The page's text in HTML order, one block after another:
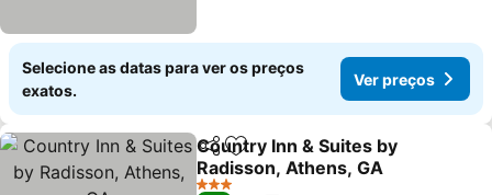
Selecione as datas para ver os preços
exatos.
Ver preços
PartilharAdicionar aos favoritos
Country Inn & Suites by
Radisson, Athens, GA
3 Estrelas